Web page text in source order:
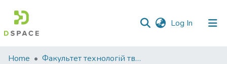
Log In (current)
Communities
Home
Факультет технологій тваринництва та продовольства